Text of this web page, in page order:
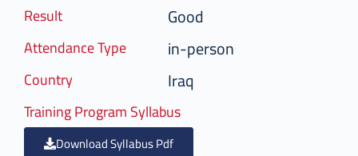
Result Good
Attendance Type in-person
Country Iraq
Training Program Syllabus
Download Syllabus Pdf